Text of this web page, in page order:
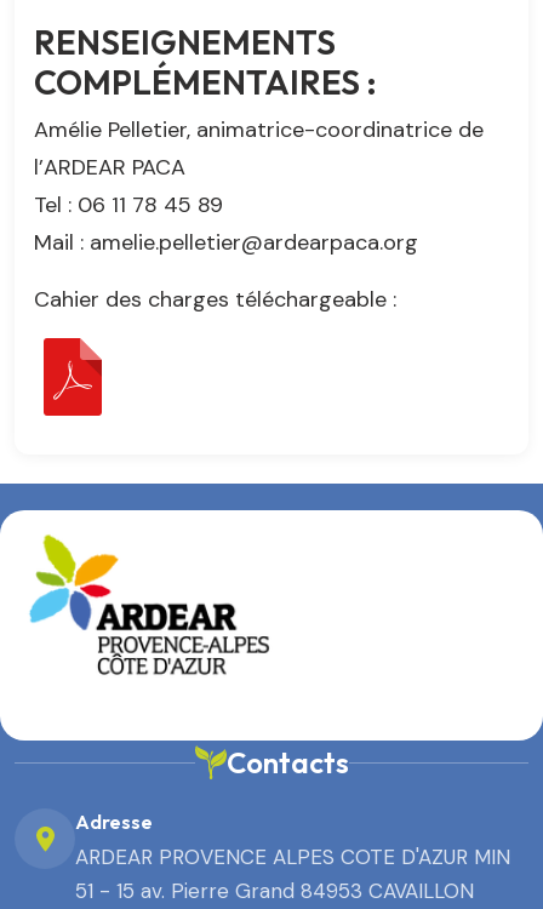
RENSEIGNEMENTS
COMPLÉMENTAIRES :
Amélie Pelletier, animatrice-coordinatrice de
l’ARDEAR PACA
Tel : 06 11 78 45 89
Mail : amelie.pelletier@ardearpaca.org
Cahier des charges téléchargeable :
Contacts
Adresse
ARDEAR PROVENCE ALPES COTE D'AZUR MIN
51 - 15 av. Pierre Grand 84953 CAVAILLON